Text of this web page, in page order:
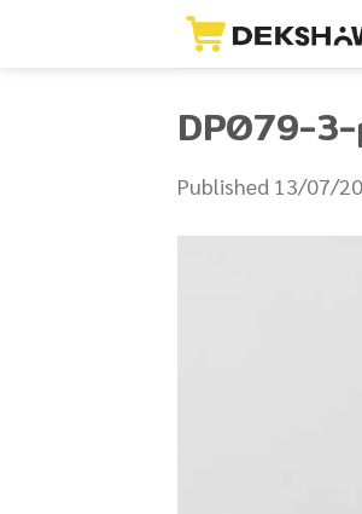
DP079-
Published 13/07/